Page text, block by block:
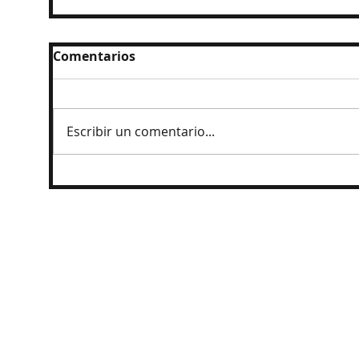
Comentarios
Escribir un comentario...